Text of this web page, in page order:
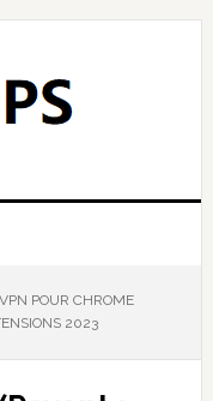
POUR CHROME
2023